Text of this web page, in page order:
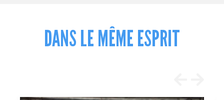
DANS LE MÊME ESPRIT